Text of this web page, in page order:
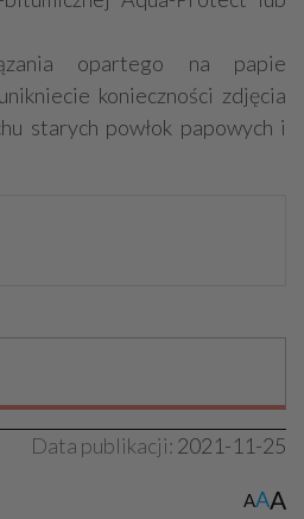
opartego na papie
konieczności zdjęcia
starych powłok papowych i
Data publikacji: 2021-11-25
AAA